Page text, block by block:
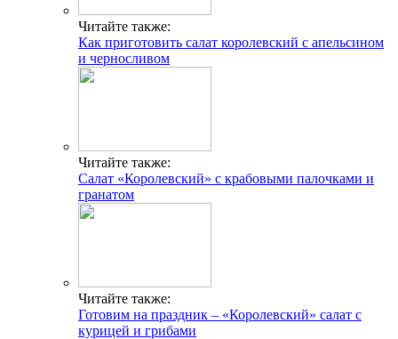
Читайте также:
Как приготовить салат королевский с апельсином
и черносливом
Читайте также:
Салат «Королевский» с крабовыми палочками и
гранатом
Читайте также:
Готовим на праздник – «Королевский» салат с
курицей и грибами